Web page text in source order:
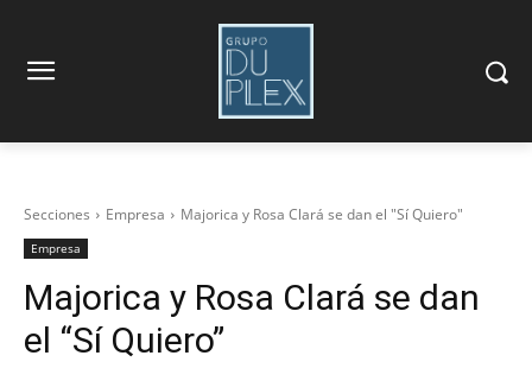
Secciones Empresa Majorica y Rosa Clará se dan el "Sí Quiero"
Empresa
Majorica y Rosa Clará se dan
el “Sí Quiero”